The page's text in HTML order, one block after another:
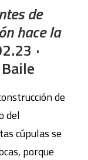
de
hace la
·
de
del
cúpulas se
porque